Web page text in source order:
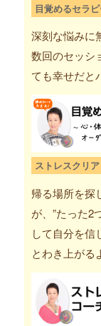
目覚めるセラ
深刻な悩みに
数回のセッシ
ても幸せだと
ストレスクリ
帰る場所を探
が、”たった2
して自分を信
とわき上がる